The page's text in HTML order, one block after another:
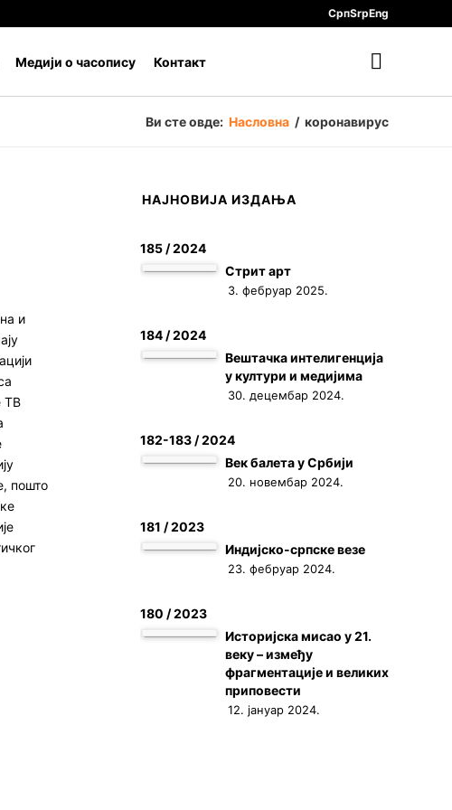
СрпSrpEng
Медији о часопису Контакт
Ви сте овде: Насловна / ко­ро­на­ви­рус
и
ТВ
пошто
НАЈНОВИЈА ИЗДАЊА
185 / 2024
Стрит арт
3. фебруар 2025.
184 / 2024
Вештачка интелигенција
у култури и медијима
30. децембар 2024.
182-183 / 2024
Век балета у Србији
20. новембар 2024.
181 / 2023
Индијско-српске везе
23. фебруар 2024.
180 / 2023
Историјска мисао у 21.
веку – између
фрагментације и великих
приповести
12. јануар 2024.